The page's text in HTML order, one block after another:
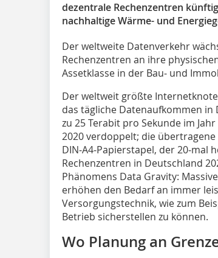
dezentrale Rechenzentren
nachhaltige Wärme- und
Der weltweite Datenverkehr
Rechenzentren an ihre
Assetklasse in der Bau‑ und
Der weltweit größte
das tägliche Datenaufkommen in
zu 25 Terabit pro Sekunde im
2020 verdoppelt; die
DIN‑A4‑Papierstapel, der
Rechenzentren in Deutschland
Phänomens Data Gravity:
erhöhen den Bedarf an immer
Versorgungstechnik, wie zum
Betrieb sicherstellen zu können.
Wo Planung an